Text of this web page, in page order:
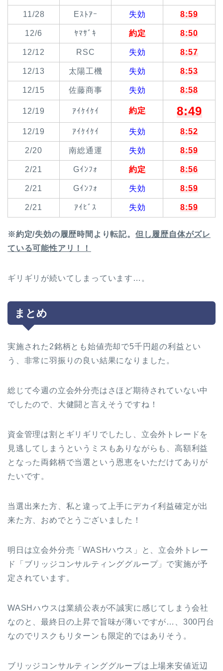
11/28 Eｽﾄｱｰ 失効 8:59
12/6 ﾔﾏｻﾞｷ 約定 8:50
12/12 RSC 失効 8:57
12/13 太陽工機 失効 8:53
12/15 佐藤商事 失効 8:58
12/19 ｱｲｹｲｹｲ 約定 8:49
12/19 ｱｲｹｲｹｲ 失効 8:52
2/20 南総通運 失効 8:59
2/21 Gｲﾝﾌｫ 約定 8:56
2/21 Gｲﾝﾌｫ 失効 8:59
2/21 ｱｲﾋﾞｽ 失効 8:59
※約定/失効の履歴時間より転記。 但し履歴自体がズレ
ている可能性アリ！！
ギリギリが続いてしまっています…。
まとめ
実施された2銘柄とも始値売却で5千円超の利益とい
う、非常に羽振りの良い結果になりました。
総じて今週の立会外分売はさほど期待されていない中
でしたので、大健闘と言えそうですね！
資金管理は割とギリギリでしたし、立会外トレードを
見逃してしまうというミスもありながらも、高額利益
となった両銘柄で当選という恩恵をいただけてありが
たいです。
当選出来た方、私と違って上手にデカイ利益確定が出
来た方、おめでとうございました！
明日は立会外分売「WASHハウス」と、立会外トレー
ド「ブリッジコンサルティンググループ」で実施が予
定されています。
WASHハウスは業績公表が不誠実に感じてしまう会社
なのと、最終日の上昇で旨味が薄いですが…、300円台
なのでリスクもリターンも限定的ではありそう。
ブリッジコンサルティンググループは上場来安値近辺